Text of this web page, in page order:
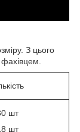
З цього
шт
шт